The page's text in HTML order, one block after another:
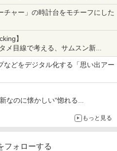
チャー」の時計台をモチーフにした
】
メ目線で考える、サムスン新
などをデジタル化する「思い出アー
なのに懐かしい“惚れる
もっと見る
フォローする